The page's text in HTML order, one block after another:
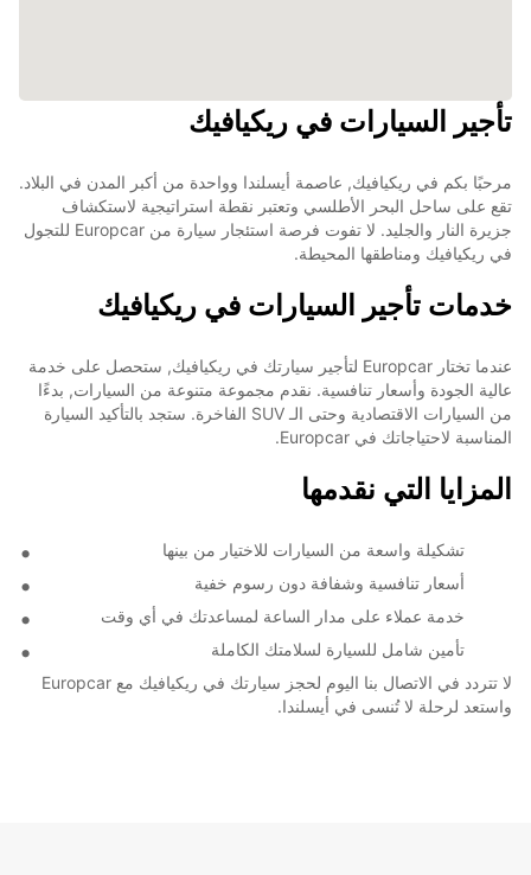
تأجير السيارات في ريكيافيك
مرحبًا بكم في ريكيافيك, عاصمة أيسلندا وواحدة من أكبر المدن في البلاد.
تقع على ساحل البحر الأطلسي وتعتبر نقطة استراتيجية لاستكشاف
جزيرة النار والجليد. لا تفوت فرصة استئجار سيارة من Europcar للتجول
في ريكيافيك ومناطقها المحيطة.
خدمات تأجير السيارات في ريكيافيك
عندما تختار Europcar لتأجير سيارتك في ريكيافيك, ستحصل على خدمة
عالية الجودة وأسعار تنافسية. نقدم مجموعة متنوعة من السيارات, بدءًا
من السيارات الاقتصادية وحتى الـ SUV الفاخرة. ستجد بالتأكيد السيارة
المناسبة لاحتياجاتك في Europcar.
المزايا التي نقدمها
تشكيلة واسعة من السيارات للاختيار من بينها
أسعار تنافسية وشفافة دون رسوم خفية
خدمة عملاء على مدار الساعة لمساعدتك في أي وقت
تأمين شامل للسيارة لسلامتك الكاملة
لا تتردد في الاتصال بنا اليوم لحجز سيارتك في ريكيافيك مع Europcar
واستعد لرحلة لا تُنسى في أيسلندا.